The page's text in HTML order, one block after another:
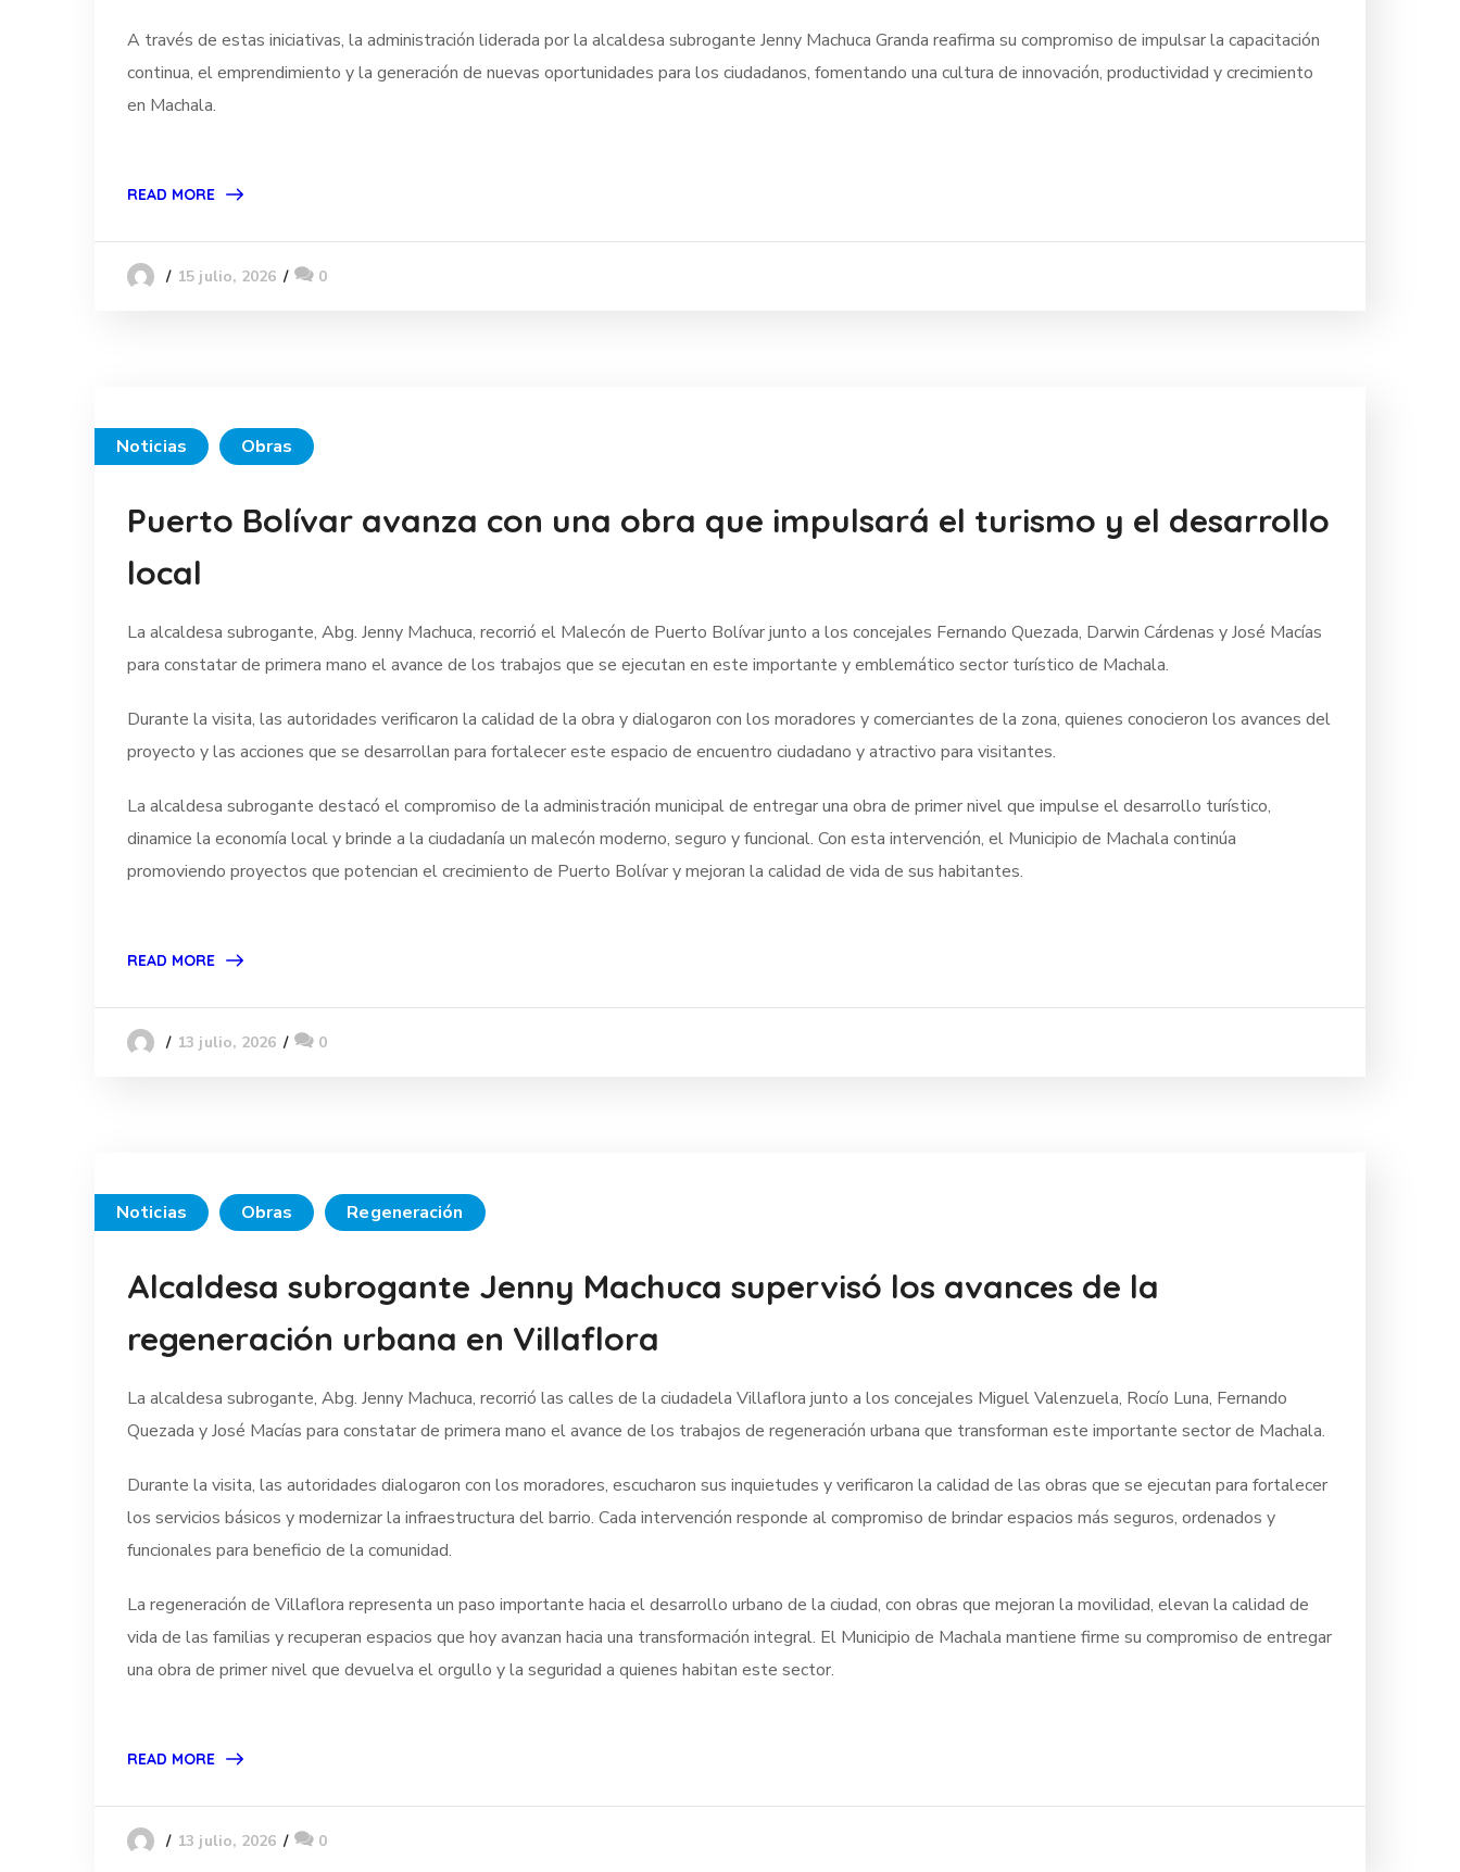
A través de estas iniciativas, la administración liderada por la alcaldesa subrogante Jenny Machuca Granda reafirma su compromiso de impulsar la capacitación
continua, el emprendimiento y la generación de nuevas oportunidades para los ciudadanos, fomentando una cultura de innovación, productividad y crecimiento
en Machala.
READ MORE
15 julio, 2026 0
Noticias Obras
Puerto Bolívar avanza con una obra que impulsará el turismo y el desarrollo
local
La alcaldesa subrogante, Abg. Jenny Machuca, recorrió el Malecón de Puerto Bolívar junto a los concejales Fernando Quezada, Darwin Cárdenas y José Macías
para constatar de primera mano el avance de los trabajos que se ejecutan en este importante y emblemático sector turístico de Machala.
Durante la visita, las autoridades verificaron la calidad de la obra y dialogaron con los moradores y comerciantes de la zona, quienes conocieron los avances del
proyecto y las acciones que se desarrollan para fortalecer este espacio de encuentro ciudadano y atractivo para visitantes.
La alcaldesa subrogante destacó el compromiso de la administración municipal de entregar una obra de primer nivel que impulse el desarrollo turístico,
dinamice la economía local y brinde a la ciudadanía un malecón moderno, seguro y funcional. Con esta intervención, el Municipio de Machala continúa
promoviendo proyectos que potencian el crecimiento de Puerto Bolívar y mejoran la calidad de vida de sus habitantes.
READ MORE
13 julio, 2026 0
Noticias Obras Regeneración
Alcaldesa subrogante Jenny Machuca supervisó los avances de la
regeneración urbana en Villaflora
La alcaldesa subrogante, Abg. Jenny Machuca, recorrió las calles de la ciudadela Villaflora junto a los concejales Miguel Valenzuela, Rocío Luna, Fernando
Quezada y José Macías para constatar de primera mano el avance de los trabajos de regeneración urbana que transforman este importante sector de Machala.
Durante la visita, las autoridades dialogaron con los moradores, escucharon sus inquietudes y verificaron la calidad de las obras que se ejecutan para fortalecer
los servicios básicos y modernizar la infraestructura del barrio. Cada intervención responde al compromiso de brindar espacios más seguros, ordenados y
funcionales para beneficio de la comunidad.
La regeneración de Villaflora representa un paso importante hacia el desarrollo urbano de la ciudad, con obras que mejoran la movilidad, elevan la calidad de
vida de las familias y recuperan espacios que hoy avanzan hacia una transformación integral. El Municipio de Machala mantiene firme su compromiso de entregar
una obra de primer nivel que devuelva el orgullo y la seguridad a quienes habitan este sector.
READ MORE
13 julio, 2026 0